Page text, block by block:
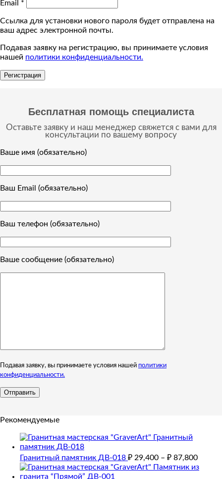
Email *
Ссылка для установки нового пароля будет отправлена ​​на
ваш адрес электронной почты.
Подавая заявку на регистрацию, вы принимаете условия
нашей политики конфиденциальности.
Регистрация
Бесплатная помощь специалиста
Оставьте заявку и наш менеджер свяжется с вами для
консультации по вашему вопросу
Ваше имя (обязательно)
Ваш Email (обязательно)
Ваш телефон (обязательно)
Ваше сообщение (обязательно)
Подавая заявку, вы принимаете условия нашей политики
конфиденциальности.
Рекомендуемые
Гранитный памятник ДВ-018 ₽ 29,400 – ₽ 87,800